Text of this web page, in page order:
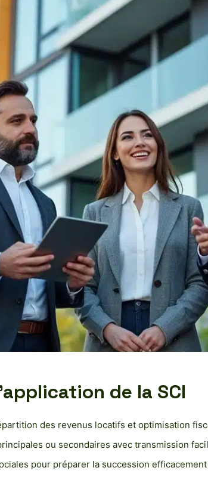
de la SCI
des revenus locatifs et optimisation
ou secondaires avec transmission
pour préparer la succession